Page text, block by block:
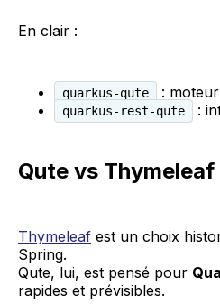
En clair :
quarkus-qute :
quarkus-rest-qute :
Qute vs Thymeleaf
Thymeleaf est un choix
Spring.
Qute, lui, est pensé pour
rapides et prévisibles.